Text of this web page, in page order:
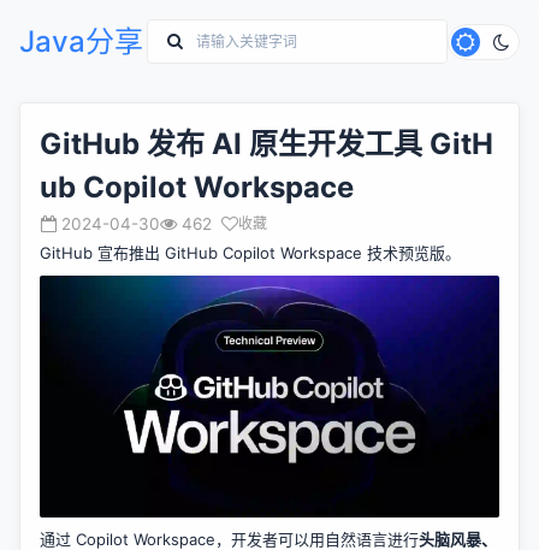
Java分享
GitHub 发布 AI 原生开发工具 GitH
ub Copilot Workspace
2024-04-30 462 收藏
GitHub 宣布推出 GitHub Copilot Workspace 技术预览版。
通过 Copilot Workspace，开发者可以用自然语言进行头脑风暴、